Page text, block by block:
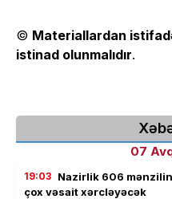
© Materiallardan
istinad olunmalıdır.
07
19:03 Nazirlik 606
çox vəsait xərcləyəcək